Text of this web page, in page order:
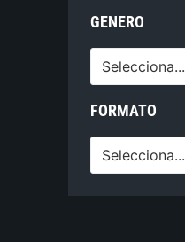
GENERO
Selecciona...
FORMATO
Selecciona...